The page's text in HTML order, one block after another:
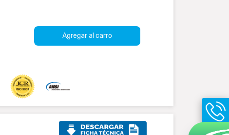
Agregar al carro